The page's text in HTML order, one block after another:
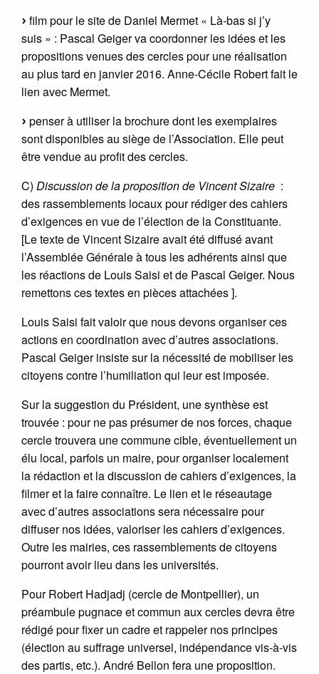
film pour le site de Daniel Mermet « Là-bas si j’y
suis » : Pascal Geiger va coordonner les idées et les
propositions venues des cercles pour une réalisation
au plus tard en janvier 2016. Anne-Cécile Robert fait le
lien avec Mermet.
penser à utiliser la brochure dont les exemplaires
sont disponibles au siège de l’Association. Elle peut
être vendue au profit des cercles.
C) Discussion de la proposition de Vincent Sizaire :
des rassemblements locaux pour rédiger des cahiers
d’exigences en vue de l’élection de la Constituante.
[Le texte de Vincent Sizaire avait été diffusé avant
l’Assemblée Générale à tous les adhérents ainsi que
les réactions de Louis Saisi et de Pascal Geiger. Nous
remettons ces textes en pièces attachées ].
Louis Saisi fait valoir que nous devons organiser ces
actions en coordination avec d’autres associations.
Pascal Geiger insiste sur la nécessité de mobiliser les
citoyens contre l’humiliation qui leur est imposée.
Sur la suggestion du Président, une synthèse est
trouvée : pour ne pas présumer de nos forces, chaque
cercle trouvera une commune cible, éventuellement un
élu local, parfois un maire, pour organiser localement
la rédaction et la discussion de cahiers d’exigences, la
filmer et la faire connaître. Le lien et le réseautage
avec d’autres associations sera nécessaire pour
diffuser nos idées, valoriser les cahiers d’exigences.
Outre les mairies, ces rassemblements de citoyens
pourront avoir lieu dans les universités.
Pour Robert Hadjadj (cercle de Montpellier), un
préambule pugnace et commun aux cercles devra être
rédigé pour fixer un cadre et rappeler nos principes
(élection au suffrage universel, indépendance vis-à-vis
des partis, etc.). André Bellon fera une proposition.